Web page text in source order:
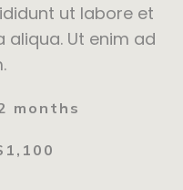
ut labore et
aliqua. Ut enim ad
months